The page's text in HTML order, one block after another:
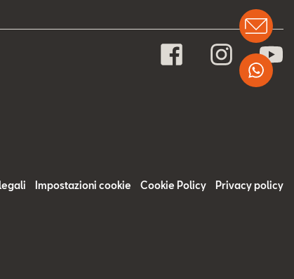
Impostazioni cookie Cookie Policy Privacy policy